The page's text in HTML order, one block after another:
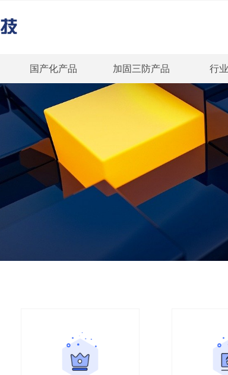
国产化产品 加固三防产品 行